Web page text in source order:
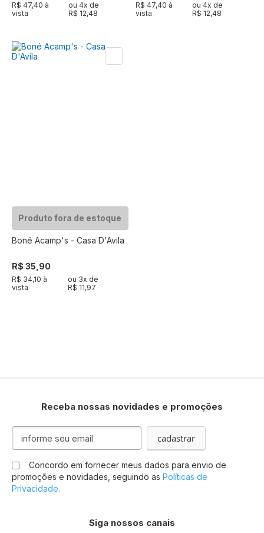
R$ 47,40 à
vista
ou 4x de
R$ 12,48
R$ 47,40 à
vista
ou 4x de
R$ 12,48
Produto fora de estoque
Boné Acamp's - Casa D'Avila
R$ 35,90
R$ 34,10 à
vista
ou 3x de
R$ 11,97
Receba nossas novidades e promoções
Inscreva-
nossa
Newsletter:
cadastrar
Concordo em fornecer meus dados para envio de
promoções e novidades, seguindo as Políticas de
Privacidade.
Siga nossos canais